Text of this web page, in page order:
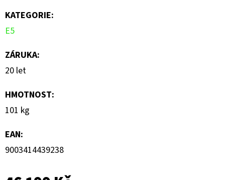
5
hvězdiček.
KATEGORIE:
E5
ZÁRUKA:
20 let
HMOTNOST:
101 kg
EAN:
9003414439238